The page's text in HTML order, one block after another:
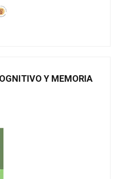
Y MEMORIA